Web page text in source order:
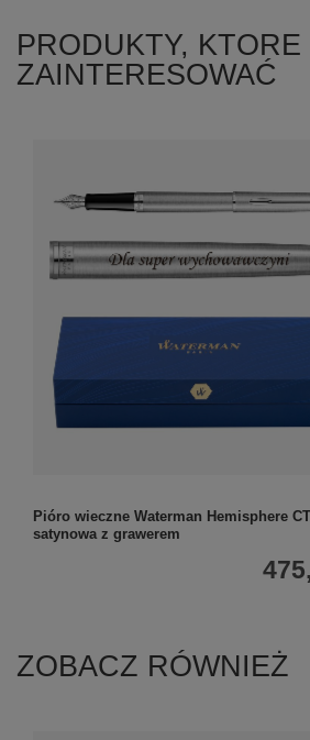
PRODUKTY,
ZAINTERESOWAĆ
Pióro wieczne Waterman Hemisphere
satynowa z grawerem
ZOBACZ RÓWNIEŻ